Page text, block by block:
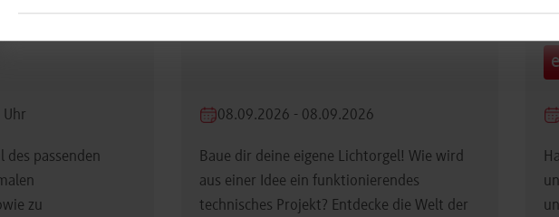
Uhr
des passenden
zu
Projekt
08.09.2026 - 08.09.2026
Baue dir deine eigene Lichtorgel! Wie wird
aus einer Idee ein funktionierendes
technisches Projekt? Entdecke die Welt der